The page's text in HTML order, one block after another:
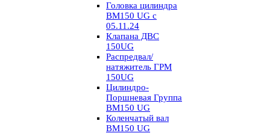
Головка цилиндра
BM150 UG c
05.11.24
Клапана ДВС
150UG
Распредвал/
натяжитель ГРМ
150UG
Цилиндро-
Поршневая Группа
BM150 UG
Коленчатый вал
BM150 UG